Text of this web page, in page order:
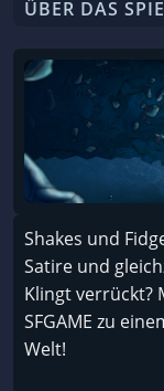
ÜBER DAS
Shakes und
Satire und
Klingt verrückt?
SFGAME zu
Welt!